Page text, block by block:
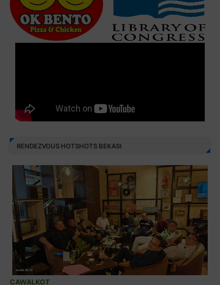
RENDEZVOUS HOTSHOTS BEKASI
CAWALKOT